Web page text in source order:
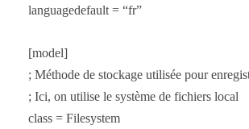
languagedefault = “fr”
[model]
; Méthode de stockage utilisée pour
; Ici, on utilise le système de fichiers local
class = Filesystem